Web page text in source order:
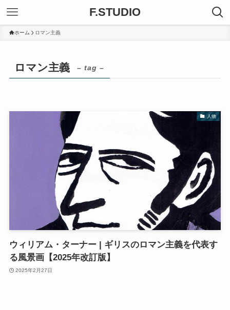
F.STUDIO
ホーム ロマン主義
ロマン主義 – tag –
人物
ウィリアム・ターナー | ギリスのロマン主義を代表す
る風景画【2025年改訂版】
2025年2月27日